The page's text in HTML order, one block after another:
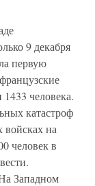
9 декабря
первую
человека.
катастроф
на
человек в
Западном